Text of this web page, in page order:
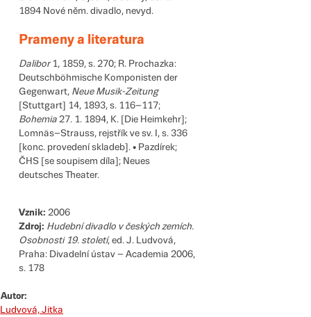
1894 Nové něm. divadlo, nevyd.
Prameny a literatura
Dalibor1, 1859, s. 270; R. Prochazka:
Deutschböhmische Komponi­sten der
Gegenwart, Neue Musik-Zeitung
[Stuttgart] 14, 1893, s. 116–117;
Bohemia 27. 1. 1894, K. [Die Heimkehr];
Lomnäs–Strauss, rejstřík ve sv. I, s. 336
[konc. provedení skladeb]. • Pazdírek;
ČHS [se sou­pisem díla]; Neues
deutsches Theater.
Vznik: 2006
Zdroj: Hudební divadlo v českých zemích.
Osobnosti 19. století, ed. J. Ludvová,
Praha: Divadelní ústav – Academia 2006,
s. 178
Autor:
Ludvová, Jitka